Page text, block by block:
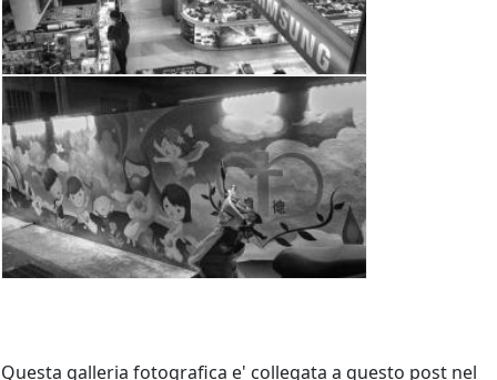
Questa galleria fotografica e' collegata a questo post nel